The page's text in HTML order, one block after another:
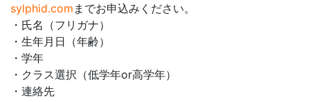
sylphid.com までお申込みください。
・氏名（フリガナ）
・生年月日（年齢）
・学年
・クラス選択（低学年or高学年）
・連絡先